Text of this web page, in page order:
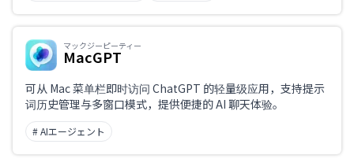
マックジーピーティー
MacGPT
可从 Mac 菜单栏即时访问 ChatGPT 的轻量级应用，支持提示
词历史管理与多窗口模式，提供便捷的 AI 聊天体验。
# AIエージェント